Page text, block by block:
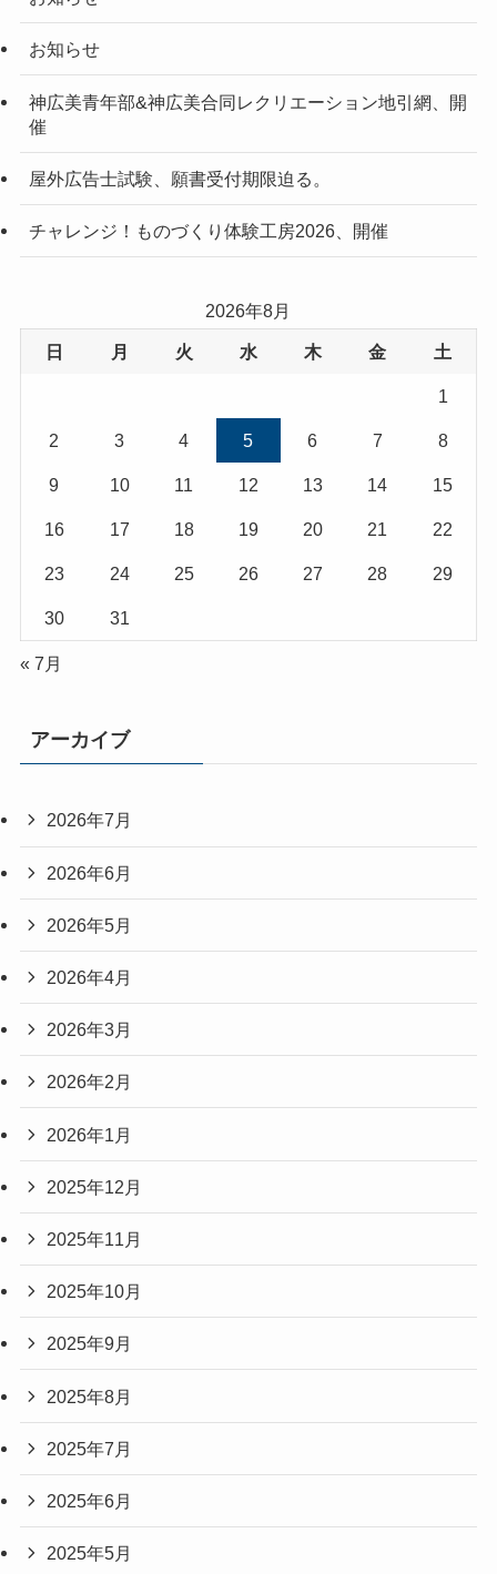
お知らせ
神広美青年部&神広美合同レクリエーション地引網、開
催
屋外広告士試験、願書受付期限迫る。
チャレンジ！ものづくり体験工房2026、開催
2026年8月
日 月 火 水 木 金 土
1
2 3 4 5 6 7 8
9 10 11 12 13 14 15
16 17 18 19 20 21 22
23 24 25 26 27 28 29
30 31
« 7月
アーカイブ
2026年7月
2026年6月
2026年5月
2026年4月
2026年3月
2026年2月
2026年1月
2025年12月
2025年11月
2025年10月
2025年9月
2025年8月
2025年7月
2025年6月
2025年5月